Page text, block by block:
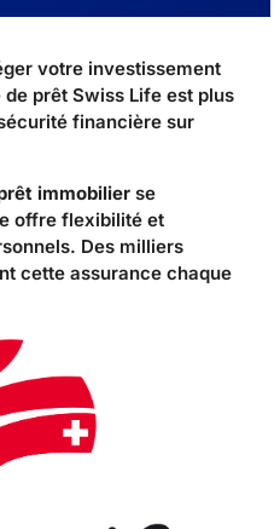
votre investissement
de prêt Swiss Life est plus
financière sur
immobilier se
offre flexibilité et
Des milliers
cette assurance chaque